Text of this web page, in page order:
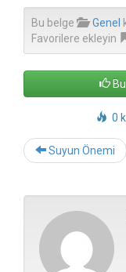
Bu belge Genel
Favorilere ekleyin
0
Suyun Önemi